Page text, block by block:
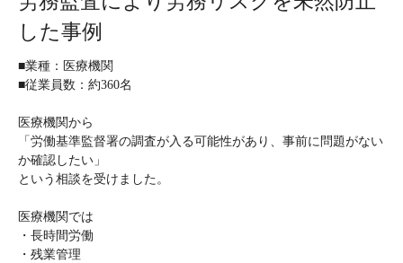
した事例
■業種：医療機関
■従業員数：約360名
医療機関から
「労働基準監督署の調査が入る可能性があり、事前に問題がない
か確認したい」
という相談を受けました。
医療機関では
・長時間労働
・残業管理